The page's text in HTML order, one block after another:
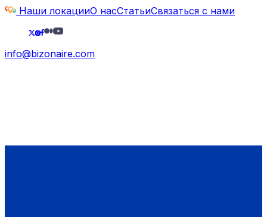
Наши локацииО насСтатьиСвязаться с нами
info@bizonaire.com